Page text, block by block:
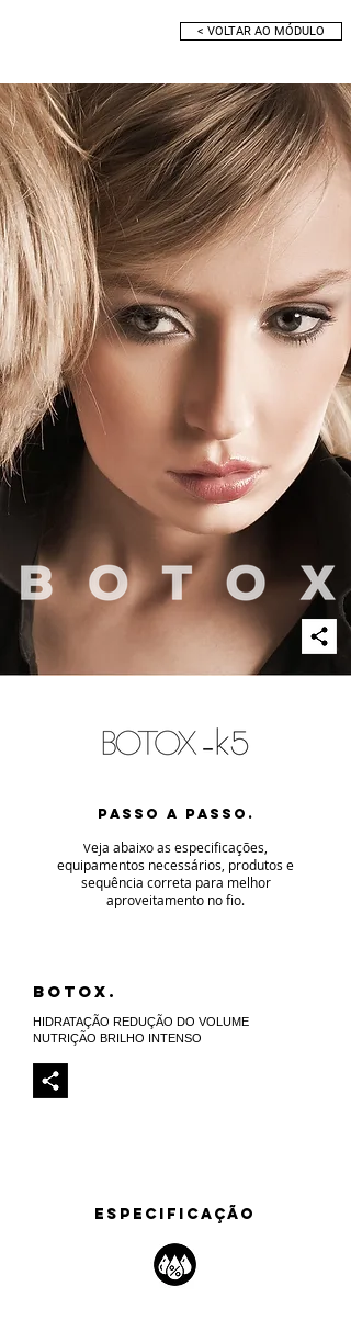
< VOLTAR AO MÓDULO
PASSO A PASSO.
Veja abaixo as especificações,
equipamentos necessários, produtos e
sequência correta para melhor
aproveitamento no fio.
BOTOX.
HIDRATAÇÃO REDUÇÃO DO VOLUME
NUTRIÇÃO BRILHO INTENSO
ESPECIFICAÇÃO